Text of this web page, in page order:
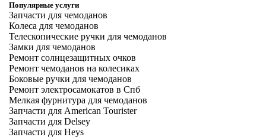
Популярные услуги
Запчасти для чемоданов
Колеса для чемоданов
Телескопические ручки для чемоданов
Замки для чемоданов
Ремонт солнцезащитных очков
Ремонт чемоданов на колесиках
Боковые ручки для чемоданов
Ремонт электросамокатов в Спб
Мелкая фурнитура для чемоданов
Запчасти для American Tourister
Запчасти для Delsey
Запчасти для Heys